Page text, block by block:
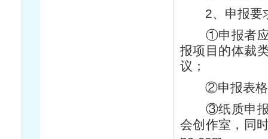
2、申报
①申报者应认
报项目的体裁
议；
②申报表格
③纸质申报表
会创作室，同